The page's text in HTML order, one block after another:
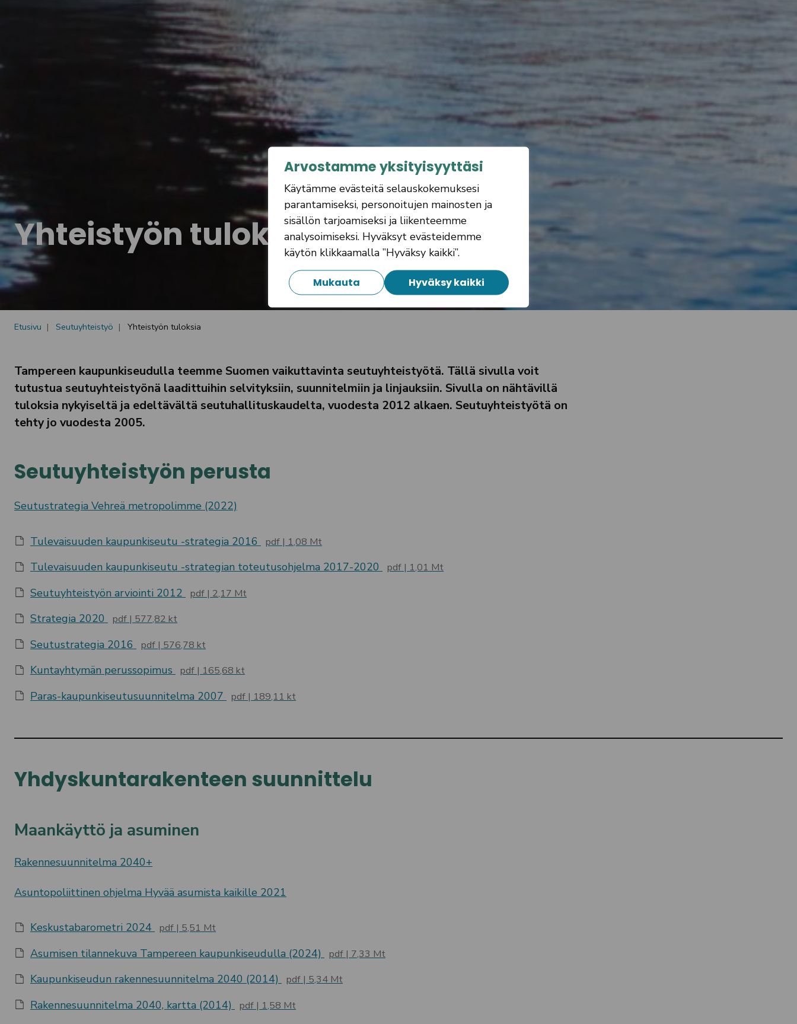
Arvostamme yksityisyyttäsi
Käytämme evästeitä selauskokemuksesi
parantamiseksi, personoitujen mainosten ja
sisällön tarjoamiseksi ja liikenteemme
analysoimiseksi. Hyväksyt evästeidemme
käytön klikkaamalla ”Hyväksy kaikki”.
Mukauta Hyväksy kaikki
Yhteistyön tuloksia
Etusivu Seutuyhteistyö Yhteistyön tuloksia
Tampereen kaupunkiseudulla teemme Suomen vaikuttavinta seutuyhteistyötä. Tällä sivulla voit
tutustua seutuyhteistyönä laadittuihin selvityksiin, suunnitelmiin ja linjauksiin. Sivulla on nähtävillä
tuloksia nykyiseltä ja edeltävältä seutuhallituskaudelta, vuodesta 2012 alkaen. Seutuyhteistyötä on
tehty jo vuodesta 2005.
Seutuyhteistyön perusta
Seutustrategia Vehreä metropolimme (2022)
Tulevaisuuden kaupunkiseutu -strategia 2016 pdf 1,08 Mt
Tulevaisuuden kaupunkiseutu -strategian toteutusohjelma 2017-2020 pdf 1,01 Mt
Seutuyhteistyön arviointi 2012 pdf 2,17 Mt
Strategia 2020 pdf 577,82 kt
Seutustrategia 2016 pdf 576,78 kt
Kuntayhtymän perussopimus pdf 165,68 kt
Paras-kaupunkiseutusuunnitelma 2007 pdf 189,11 kt
Yhdyskuntarakenteen suunnittelu
Maankäyttö ja asuminen
Rakennesuunnitelma 2040+
Asuntopoliittinen ohjelma Hyvää asumista kaikille 2021
Keskustabarometri 2024 pdf 5,51 Mt
Asumisen tilannekuva Tampereen kaupunkiseudulla (2024) pdf 7,33 Mt
Kaupunkiseudun rakennesuunnitelma 2040 (2014) pdf 5,34 Mt
Rakennesuunnitelma 2040, kartta (2014) pdf 1,58 Mt